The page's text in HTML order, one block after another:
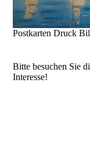
Postkarten Druck
Bitte besuchen Sie
Interesse!